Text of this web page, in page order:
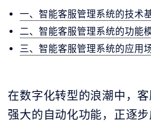
一、智能客服管理系统的技术
二、智能客服管理系统的功能
三、智能客服管理系统的应用
在数字化转型的浪潮中，
强大的自动化功能，正逐